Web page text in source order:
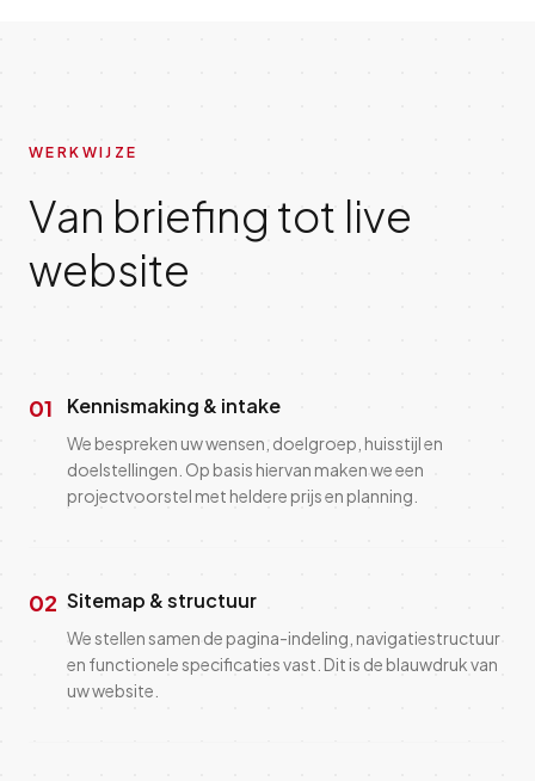
WERKWIJZE
Van briefing tot live
website
01 Kennismaking & intake
We bespreken uw wensen, doelgroep, huisstijl en
doelstellingen. Op basis hiervan maken we een
projectvoorstel met heldere prijs en planning.
02 Sitemap & structuur
We stellen samen de pagina-indeling, navigatiestructuur
en functionele specificaties vast. Dit is de blauwdruk van
uw website.